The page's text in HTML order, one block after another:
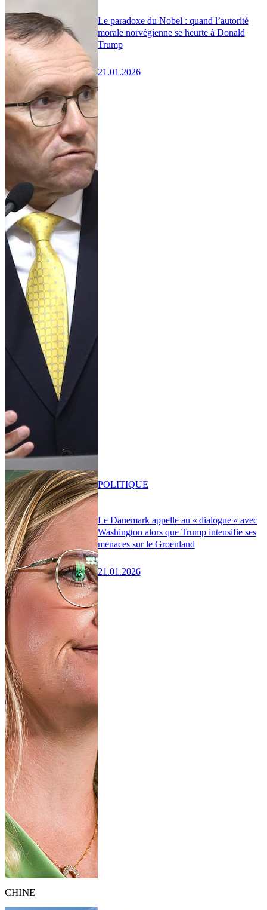
Le paradoxe du Nobel : quand l’autorité
morale norvégienne se heurte à Donald
Trump
21.01.2026
Le Danemark appelle au « dialogue » avec
Washington alors que Trump intensifie ses
menaces sur le Groenland
21.01.2026
POLITIQUE
CHINE